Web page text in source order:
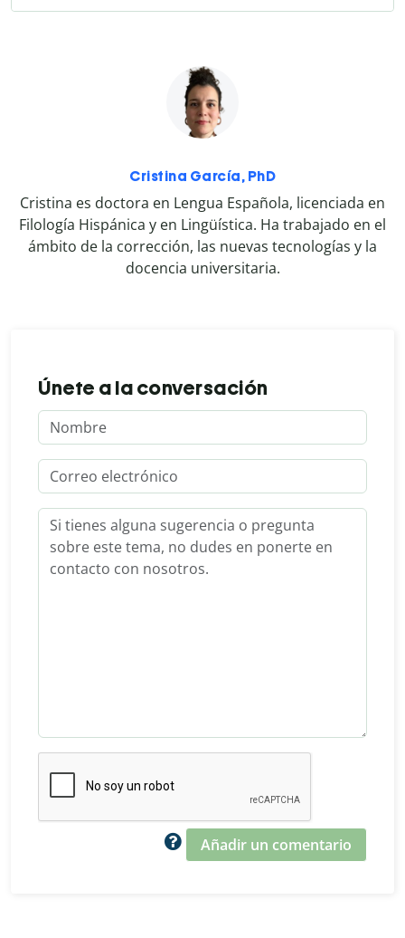
Cristina García, PhD
Cristina es doctora en Lengua Española, licenciada en
Filología Hispánica y en Lingüística. Ha trabajado en el
ámbito de la corrección, las nuevas tecnologías y la
docencia universitaria.
Únete a la conversación
Añadir un comentario